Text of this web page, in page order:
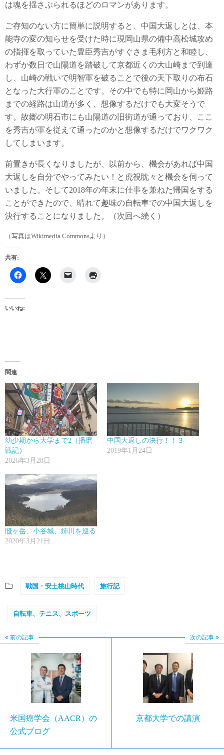
は魂を揺さぶられるほどのロマンがあります。
ご存知のない方に簡単に説明すると、中国大返しとは、本
能寺の変の知らせを受けた時に現岡山県の備中高松城攻め
の指揮を取っていた豊臣秀吉がすぐさま毛利方と和睦し、
わずか数日で山陽道を踏破して京都近くの大山崎まで到達
し、山崎の戦いで明智軍を破ることで後の天下取りの布石
となった大行軍のことです。その中でも特に岡山から姫路
までの経路は山道が多く、想像するだけでも大変そうで
す。故郷の明石市にも山陽道の旧街道が通っており、ここ
を秀吉が軍を従えて通ったのかと想像するだけでワクワク
してしまいます。
前置きが長くなりましたが、以前から、機会があれば中国
大返しを自分でやってみたい！と虎視眈々と機会を伺って
いました。そして2018年の年末に仕事を兼ねた帰国をする
ことができたので、晴れて趣味の自転車での中国大返しを
決行することになりました。（次回へ続く）
（写真はWikimedia Commonsより）
共有:
いいね:
関連
幼少期から大学まで2（播磨
戦記）
2026年3月28日
中国大返しの決行！！３
2019年1月24日
賤ヶ岳、小谷城、姉川を巡る
2020年3月21日
戦国・安土桃山時代 旅行記
自転車、テニス、スポーツ
前の記事
米国癌学会（AACR）の
公式ブログ
次の記事
京都大学での講演